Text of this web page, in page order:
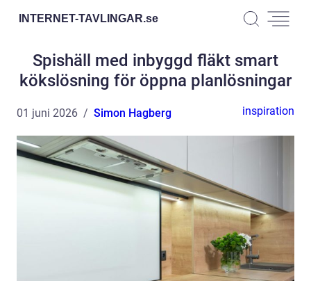
INTERNET-TAVLINGAR.se
Spishäll med inbyggd fläkt smart
kökslösning för öppna planlösningar
01 juni 2026 Simon Hagberg inspiration